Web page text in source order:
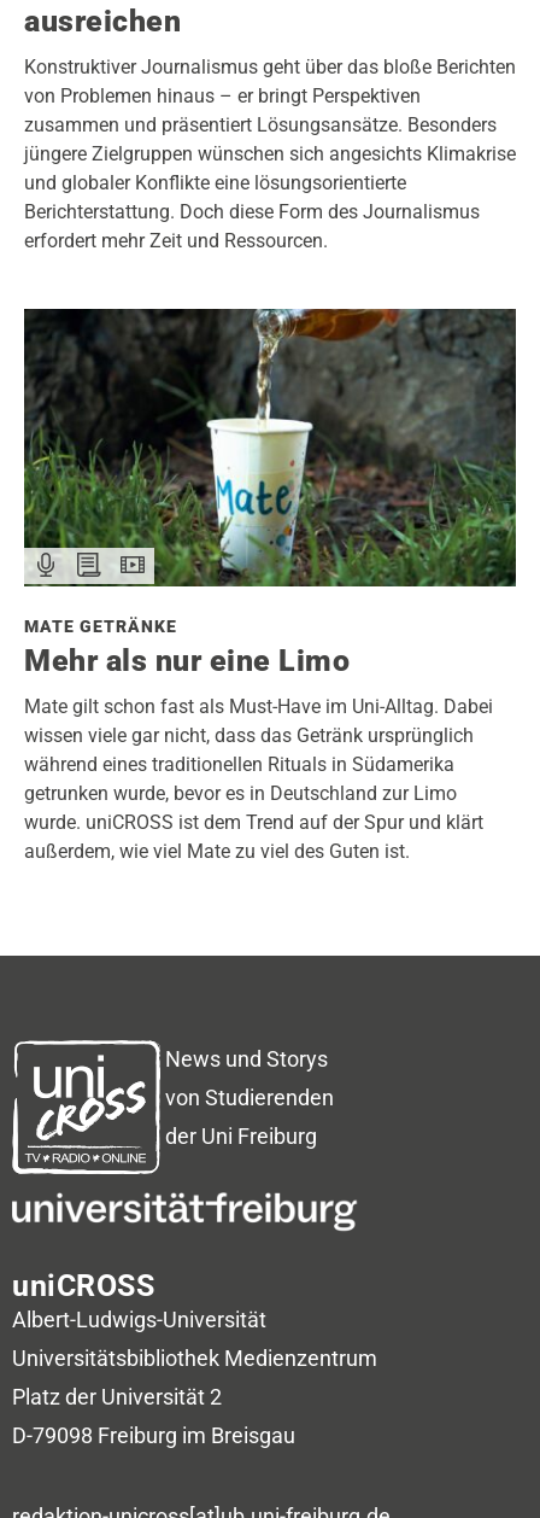
ausreichen
Konstruktiver Journalismus geht über das bloße Berichten
von Problemen hinaus – er bringt Perspektiven
zusammen und präsentiert Lösungsansätze. Besonders
jüngere Zielgruppen wünschen sich angesichts Klimakrise
und globaler Konflikte eine lösungsorientierte
Berichterstattung. Doch diese Form des Journalismus
erfordert mehr Zeit und Ressourcen.
MATE GETRÄNKE
Mehr als nur eine Limo
Mate gilt schon fast als Must-Have im Uni-Alltag. Dabei
wissen viele gar nicht, dass das Getränk ursprünglich
während eines traditionellen Rituals in Südamerika
getrunken wurde, bevor es in Deutschland zur Limo
wurde. uniCROSS ist dem Trend auf der Spur und klärt
außerdem, wie viel Mate zu viel des Guten ist.
News und Storys
von Studierenden
der Uni Freiburg
uniCROSS
Albert-Ludwigs-Universität
Universitätsbibliothek Medienzentrum
Platz der Universität 2
D-79098 Freiburg im Breisgau